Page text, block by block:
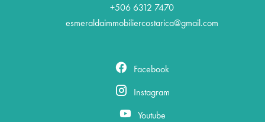
+506 6312 7470
esmeraldaimmobiliercostarica@gmail.com
Facebook
Instagram
Youtube